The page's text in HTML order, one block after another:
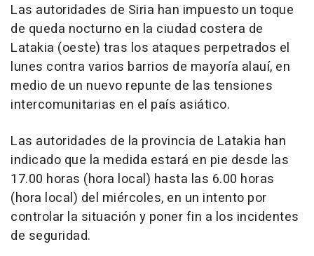
Las autoridades de Siria han impuesto un toque
de queda nocturno en la ciudad costera de
Latakia (oeste) tras los ataques perpetrados el
lunes contra varios barrios de mayoría alauí, en
medio de un nuevo repunte de las tensiones
intercomunitarias en el país asiático.
Las autoridades de la provincia de Latakia han
indicado que la medida estará en pie desde las
17.00 horas (hora local) hasta las 6.00 horas
(hora local) del miércoles, en un intento por
controlar la situación y poner fin a los incidentes
de seguridad.